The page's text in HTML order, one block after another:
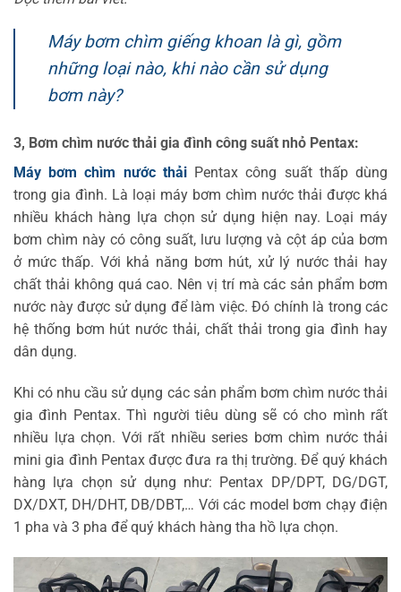
Máy bơm chìm giếng khoan là gì, gồm
những loại nào, khi nào cần sử dụng
bơm này?
3, Bơm chìm nước thải gia đình công suất nhỏ Pentax:
Máy bơm chìm nước thảiPentax công suất thấp dùng
trong gia đình. Là loại máy bơm chìm nước thải được khá
nhiều khách hàng lựa chọn sử dụng hiện nay. Loại máy
bơm chìm này có công suất, lưu lượng và cột áp của bơm
ở mức thấp. Với khả năng bơm hút, xử lý nước thải hay
chất thải không quá cao. Nên vị trí mà các sản phẩm bơm
nước này được sử dụng để làm việc. Đó chính là trong các
hệ thống bơm hút nước thải, chất thải trong gia đình hay
dân dụng.
Khi có nhu cầu sử dụng các sản phẩm bơm chìm nước thải
gia đình Pentax. Thì người tiêu dùng sẽ có cho mình rất
nhiều lựa chọn. Với rất nhiều series bơm chìm nước thải
mini gia đình Pentax được đưa ra thị trường. Để quý khách
hàng lựa chọn sử dụng như: Pentax DP/DPT, DG/DGT,
DX/DXT, DH/DHT, DB/DBT,… Với các model bơm chạy điện
1 pha và 3 pha để quý khách hàng tha hồ lựa chọn.